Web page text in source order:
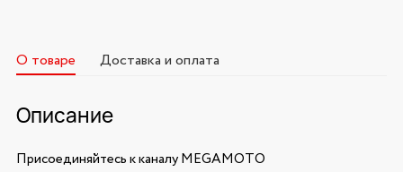
О товаре Доставка и оплата
Описание
Присоединяйтесь к каналу MEGAMOTO